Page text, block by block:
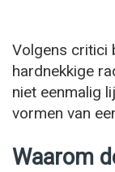
Volgens critici
hardnekkige
niet eenmalig
vormen van
Waarom